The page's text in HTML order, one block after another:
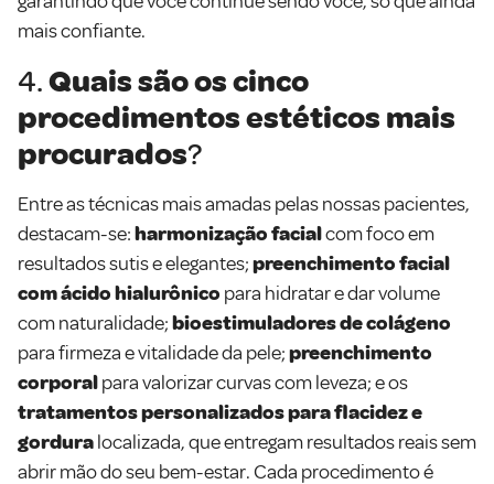
mais confiante.
4.Quais são os cinco
procedimentos estéticos mais
procurados?
Entre as técnicas mais amadas pelas nossas pacientes,
destacam-se:harmonização facialcom foco em
resultados sutis e elegantes;preenchimento facial
com ácido hialurônico para hidratar e dar volume
com naturalidade;bioestimuladores de colágeno
para firmeza e vitalidade da pele;preenchimento
corporalpara valorizar curvas com leveza; e os
tratamentos personalizados para flacidez e
gorduralocalizada, que entregam resultados reais sem
abrir mão do seu bem-estar. Cada procedimento é